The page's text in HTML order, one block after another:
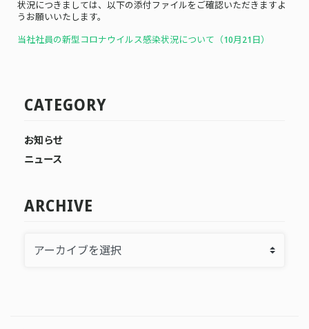
状況につきましては、以下の添付ファイルをご確認いただきますよ
うお願いいたします。
当社社員の新型コロナウイルス感染状況について（10月21日）
CATEGORY
お知らせ
ニュース
ARCHIVE